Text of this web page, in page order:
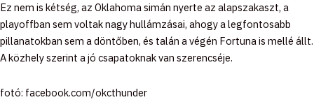
Ez nem is kétség, az Oklahoma simán nyerte az alapszakaszt, a
playoffban sem voltak nagy hullámzásai, ahogy a legfontosabb
pillanatokban sem a döntőben, és talán a végén Fortuna is mellé állt.
A közhely szerint a jó csapatoknak van szerencséje.
fotó: facebook.com/okcthunder